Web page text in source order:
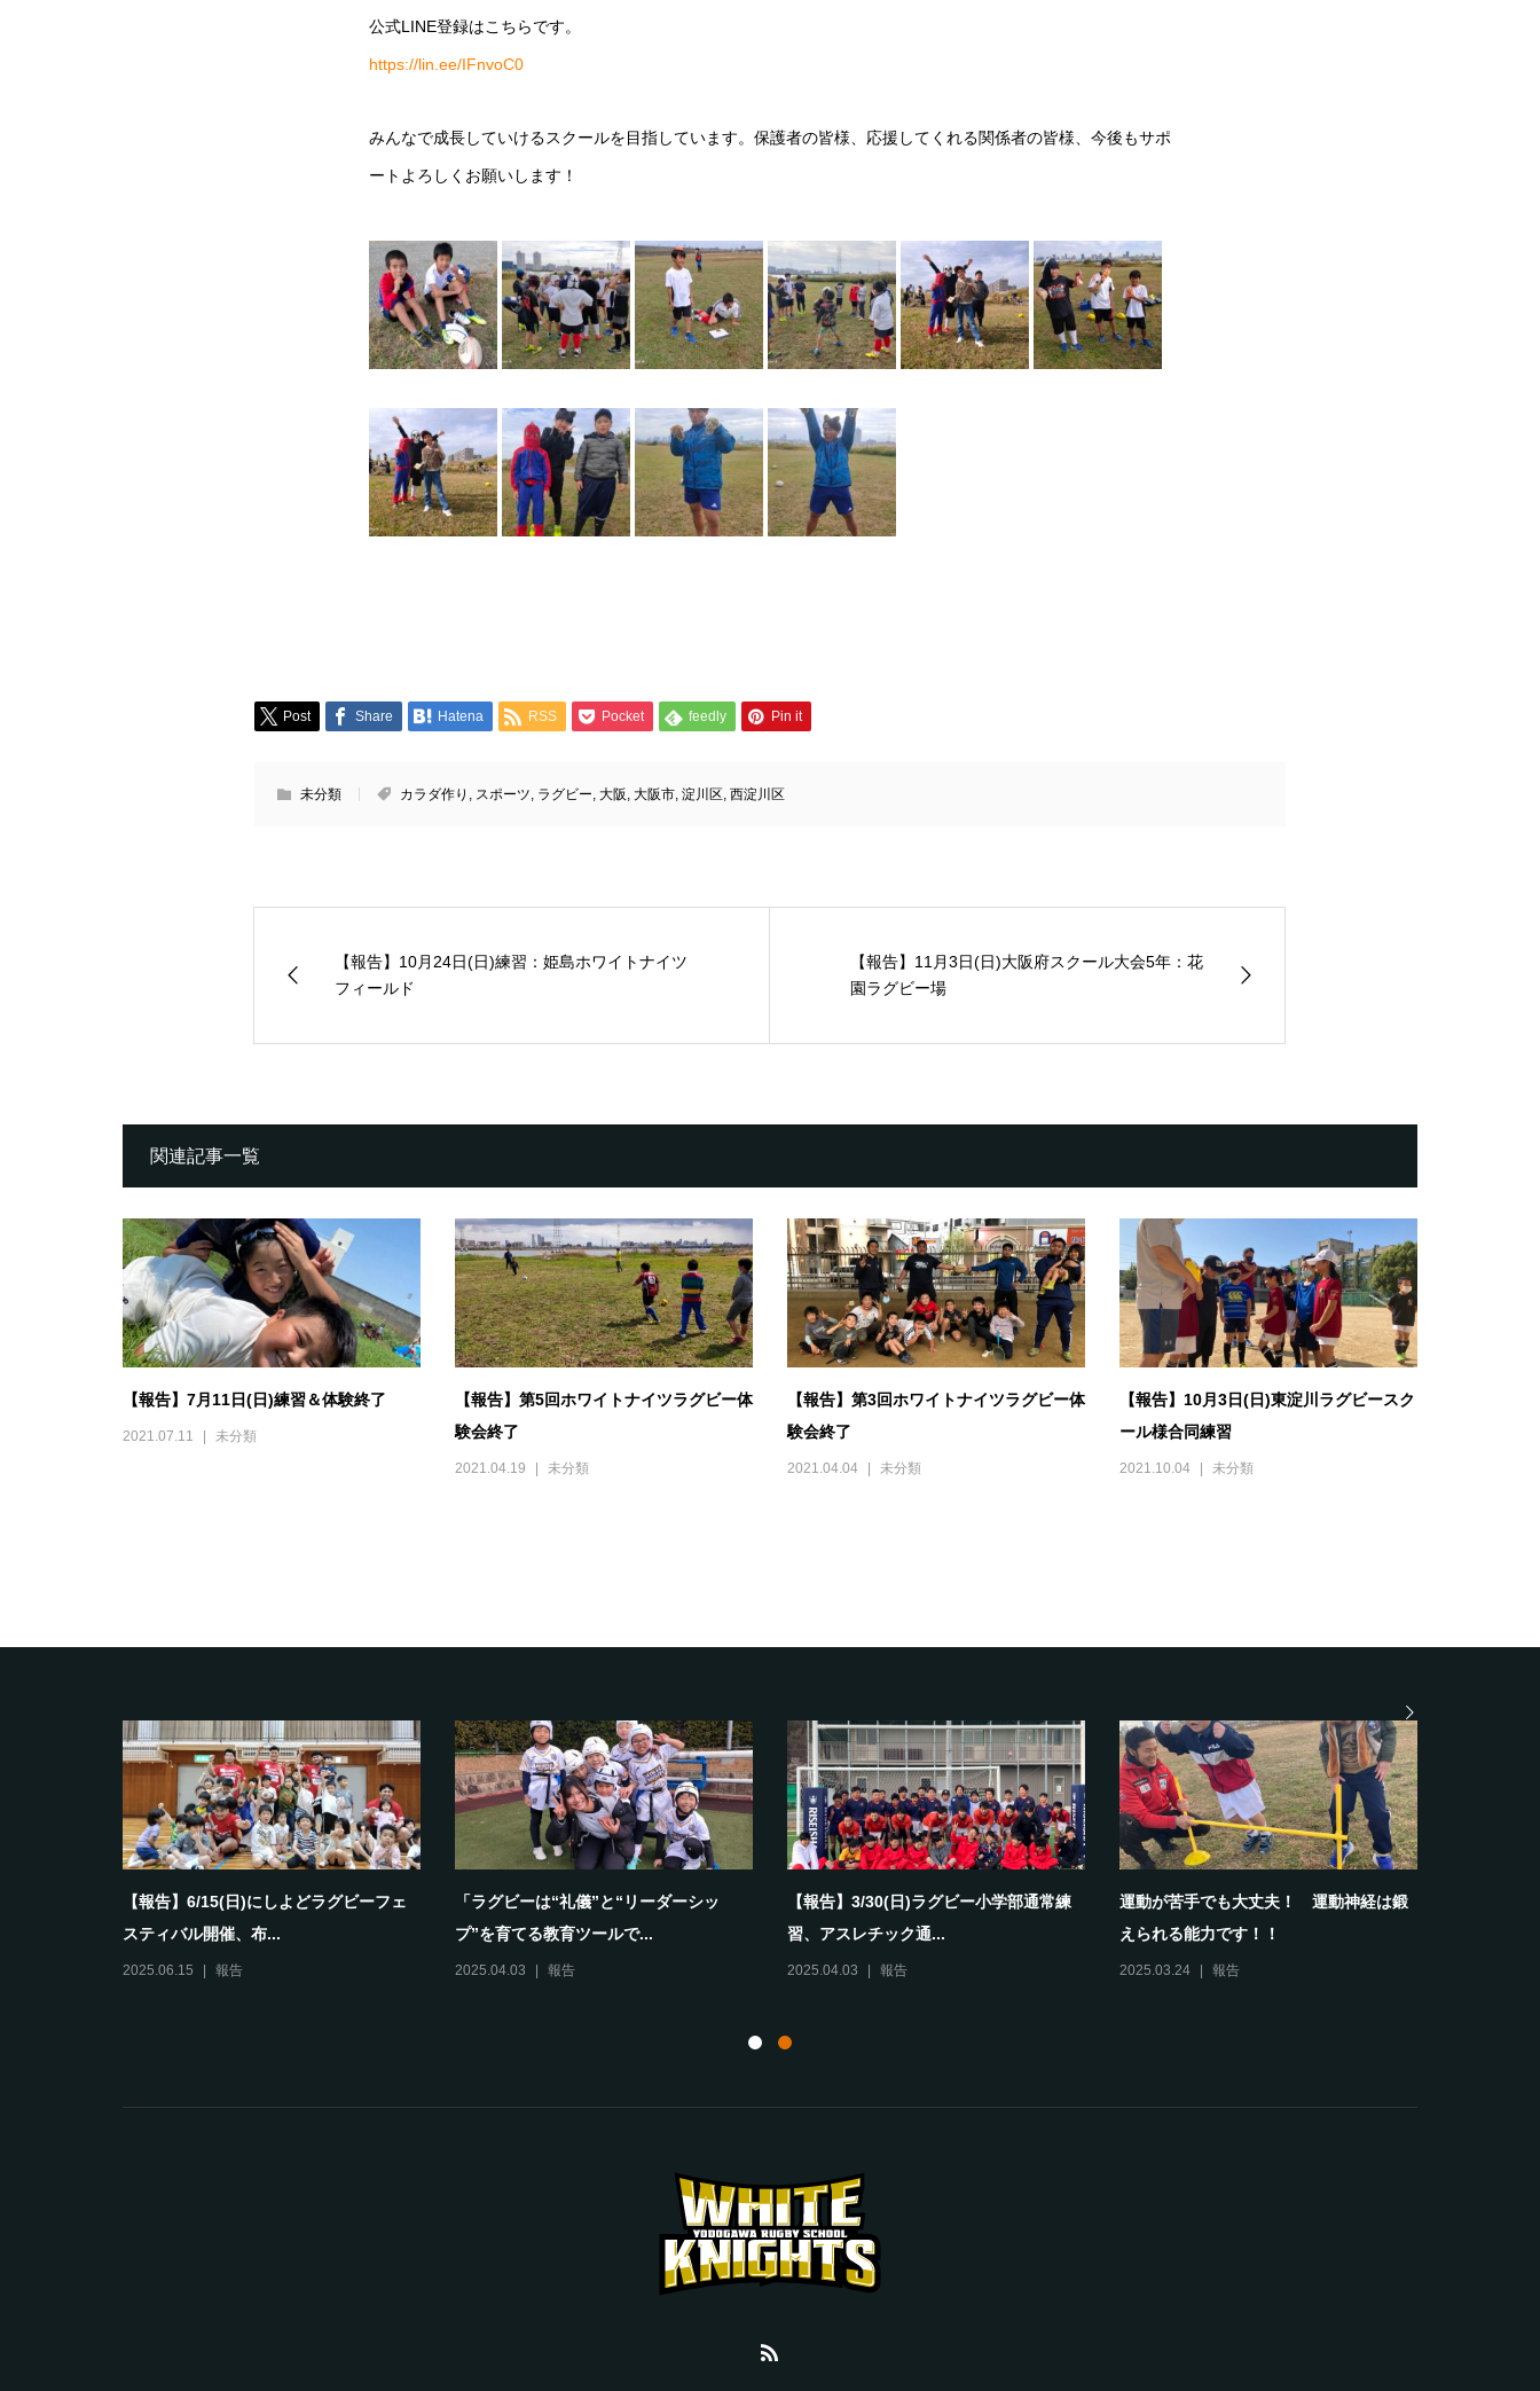
公式LINE登録はこちらです。
https://lin.ee/IFnvoC0
みんなで成長していけるスクールを目指しています。保護者の皆様、応援してくれる関係者の皆様、今後もサポ
ートよろしくお願いします！
Post Share Hatena RSS Pocket feedly Pin it
未分類 カラダ作り , スポーツ, ラグビー, 大阪 , 大阪市, 淀川区, 西淀川区
【報告】10月24日(日)練習：姫島ホワイトナイツ
フィールド
【報告】11月3日(日)大阪府スクール大会5年：花
園ラグビー場
関連記事一覧
【報告】7月11日(日)練習＆体験終了
2021.07.11 未分類
【報告】第5回ホワイトナイツラグビー体
験会終了
2021.04.19 未分類
【報告】第3回ホワイトナイツラグビー体
験会終了
2021.04.04 未分類
【報告】10月3日(日)東淀川ラグビースク
ール様合同練習
2021.10.04 未分類
【報告】2024年度淀川ジュニアスポーツ
スクールホワイトナイ...
2024.04.13 報告
校区も学校も違う。でも、ここで一生の
仲間ができる。～
2025.10.28 報告
保護者当番ナシでOK！忙しい親御さんも
通わせやすいスクールで...
2025.08.17 報告
礼儀や思いやりは練習の一部として育ち
ます。～ホワイトナイツの...
2025.08.09 報告